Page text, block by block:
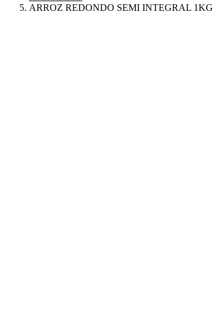
ARROZ REDONDO SEMI INTEGRAL 1KG